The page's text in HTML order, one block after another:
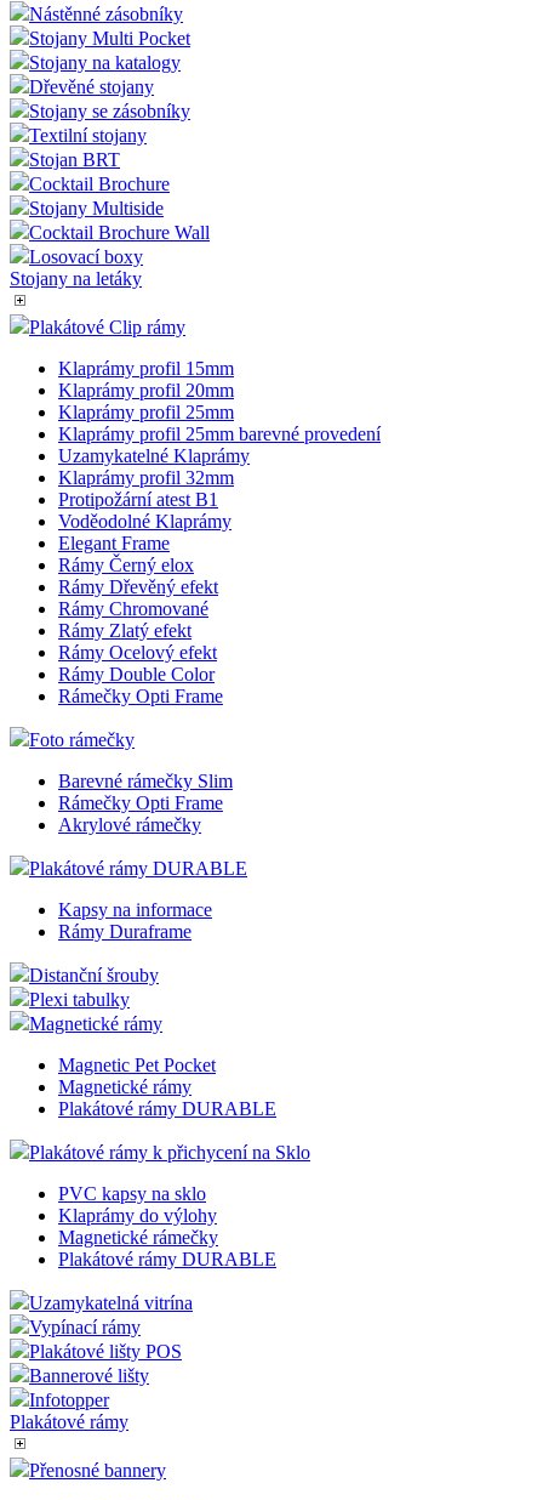
Nástěnné zásobníky
Stojany Multi Pocket
Stojany na katalogy
Dřevěné stojany
Stojany se zásobníky
Textilní stojany
Stojan BRT
Cocktail Brochure
Stojany Multiside
Cocktail Brochure Wall
Losovací boxy
Stojany na letáky
Plakátové Clip rámy
Klaprámy profil 15mm
Klaprámy profil 20mm
Klaprámy profil 25mm
Klaprámy profil 25mm barevné provedení
Uzamykatelné Klaprámy
Klaprámy profil 32mm
Protipožární atest B1
Voděodolné Klaprámy
Elegant Frame
Rámy Černý elox
Rámy Dřevěný efekt
Rámy Chromované
Rámy Zlatý efekt
Rámy Ocelový efekt
Rámy Double Color
Rámečky Opti Frame
Foto rámečky
Barevné rámečky Slim
Rámečky Opti Frame
Akrylové rámečky
Plakátové rámy DURABLE
Kapsy na informace
Rámy Duraframe
Distanční šrouby
Plexi tabulky
Magnetické rámy
Magnetic Pet Pocket
Magnetické rámy
Plakátové rámy DURABLE
Plakátové rámy k přichycení na Sklo
PVC kapsy na sklo
Klaprámy do výlohy
Magnetické rámečky
Plakátové rámy DURABLE
Uzamykatelná vitrína
Vypínací rámy
Plakátové lišty POS
Bannerové lišty
Infotopper
Plakátové rámy
Přenosné bannery